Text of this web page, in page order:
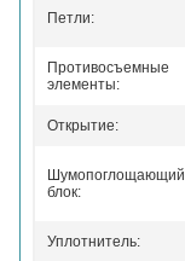
Петли:
Противосъемные
элементы:
Открытие:
Шумопоглощающий
блок:
Уплотнитель: